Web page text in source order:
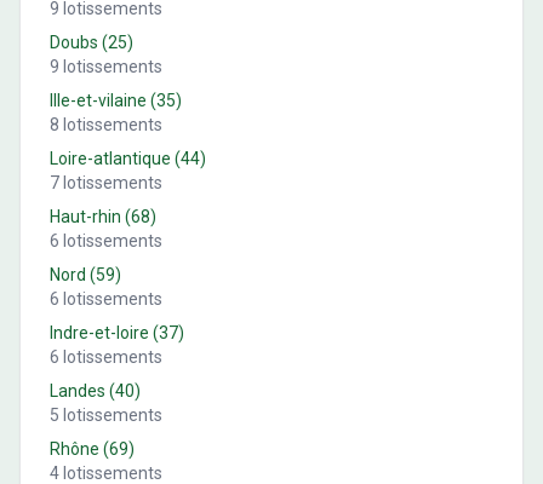
9 lotissements
Doubs (25)
9 lotissements
Ille-et-vilaine (35)
8 lotissements
Loire-atlantique (44)
7 lotissements
Haut-rhin (68)
6 lotissements
Nord (59)
6 lotissements
Indre-et-loire (37)
6 lotissements
Landes (40)
5 lotissements
Rhône (69)
4 lotissements